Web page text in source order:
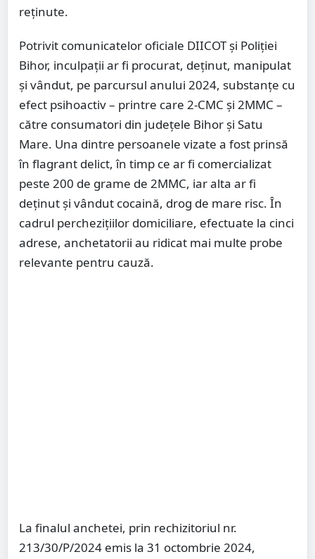
reținute.
Potrivit comunicatelor oficiale DIICOT și Poliției
Bihor, inculpații ar fi procurat, deținut, manipulat
și vândut, pe parcursul anului 2024, substanțe cu
efect psihoactiv – printre care 2-CMC și 2MMC –
către consumatori din județele Bihor și Satu
Mare. Una dintre persoanele vizate a fost prinsă
în flagrant delict, în timp ce ar fi comercializat
peste 200 de grame de 2MMC, iar alta ar fi
deținut și vândut cocaină, drog de mare risc. În
cadrul perchezițiilor domiciliare, efectuate la cinci
adrese, anchetatorii au ridicat mai multe probe
relevante pentru cauză.
La finalul anchetei, prin rechizitoriul nr.
213/30/P/2024 emis la 31 octombrie 2024,